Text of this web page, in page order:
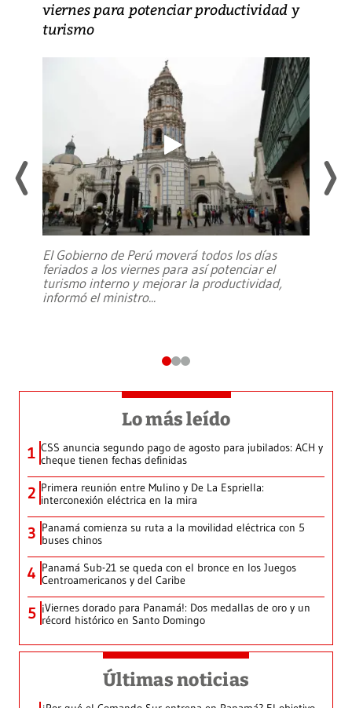
viernes para potenciar productividad y
turismo
El Gobierno de Perú moverá todos los días
feriados a los viernes para así potenciar el
turismo interno y mejorar la productividad,
informó el ministro...
Lo más leído
1 CSS anuncia segundo pago de agosto para jubilados: ACH y
cheque tienen fechas definidas
2 Primera reunión entre Mulino y De La Espriella:
interconexión eléctrica en la mira
3 Panamá comienza su ruta a la movilidad eléctrica con 5
buses chinos
4 Panamá Sub-21 se queda con el bronce en los Juegos
Centroamericanos y del Caribe
5 ¡Viernes dorado para Panamá!: Dos medallas de oro y un
récord histórico en Santo Domingo
Últimas noticias